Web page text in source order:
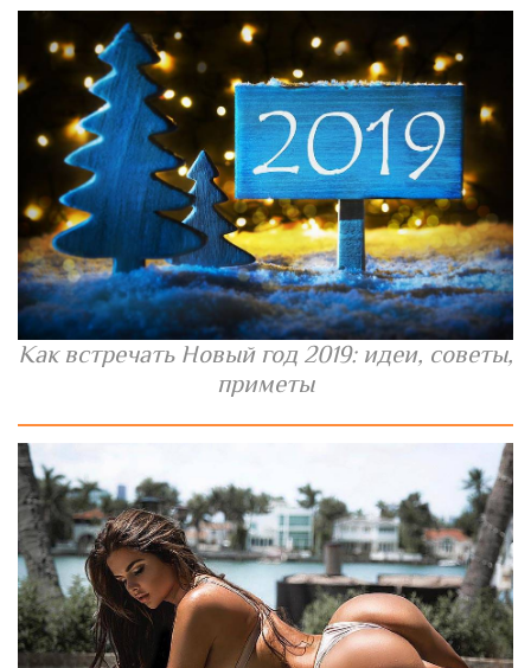
Как встречать Новый год 2019: идеи, советы,
приметы